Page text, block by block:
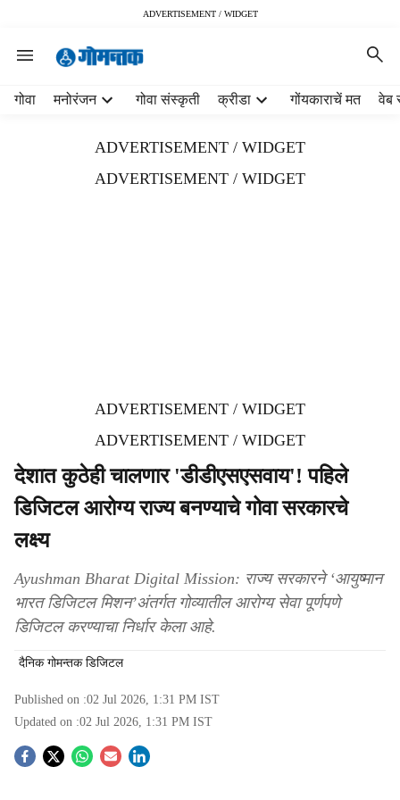
ADVERTISEMENT / WIDGET
गोवा मनोरंजन गोवा संस्कृती क्रीडा गोंयकाराचें मत वेब
ADVERTISEMENT / WIDGET
ADVERTISEMENT / WIDGET
ADVERTISEMENT / WIDGET
ADVERTISEMENT / WIDGET
देशात कुठेही चालणार 'डीडीएसएसवाय'! पहिले
डिजिटल आरोग्य राज्य बनण्याचे गोवा सरकारचे
लक्ष्य
Ayushman Bharat Digital Mission: राज्य सरकारने ‘आयुष्मान
भारत डिजिटल मिशन’अंतर्गत गोव्यातील आरोग्य सेवा पूर्णपणे
डिजिटल करण्याचा निर्धार केला आहे.
दैनिक गोमन्तक डिजिटल
Published on :02 Jul 2026, 1:31 PM IST
Updated on :02 Jul 2026, 1:31 PM IST
S